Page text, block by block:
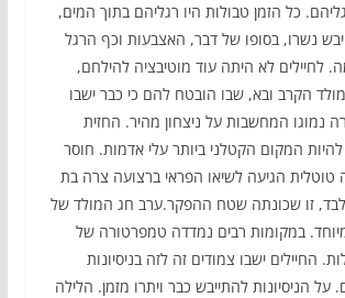
כל הזמן טבולות היו רגליהם בתוך המים,
נשרו, בסופו של דבר, האצבעות וכף הרגל
לחיילים לא היתה עוד מוטיבציה להילחם,
הקרב ובא, שבו הובטח להם כי כבר ישבו
נמוגו המחשבות על ניצחון מהיר. החזית
המקום הקטלני ביותר עלי אדמות. חוסר
טוטלית הגיעה לשיאו הפראי ברצועה צרה בת
זו שכונתה שטח ההפקר.ערב חג המולד של
במיוחד. במקומות רבים נמדדה טמפרטורה של
החיילים ישבו צמודים זה לזה בניסיונות
הניסיונות להתייבש כבר ויתרו מזמן. הלילה